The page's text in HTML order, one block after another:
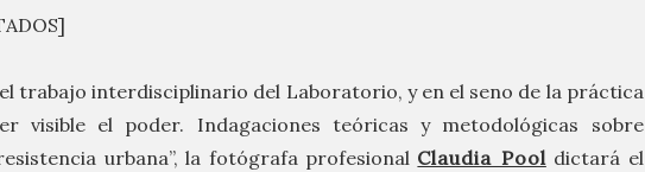
trabajo interdisciplinario del Laboratorio, y en el seno de la práctica
visible el poder. Indagaciones teóricas y metodológicas sobre
urbana”, la fotógrafa profesional Claudia Pooldictará el